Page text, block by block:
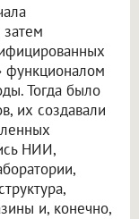
функционалом
Тогда было
их создавали
НИИ,
и, конечно,